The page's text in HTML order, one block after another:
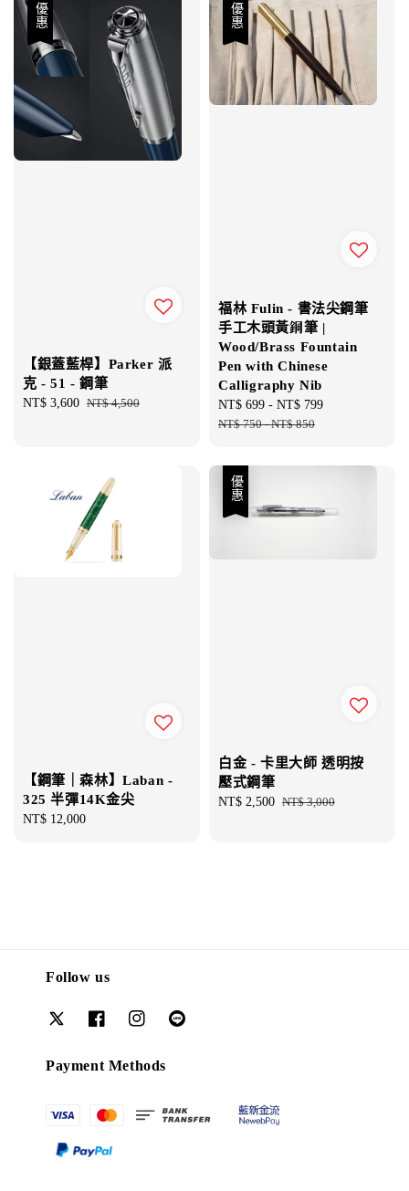
優惠
【銀蓋藍桿】Parker 派
克 - 51 - 鋼筆
Sale
NT$ 3,600 Regular
NT$ 4,500
優惠
福林 Fulin - 書法尖鋼筆
手工木頭黃銅筆 |
Wood/Brass Fountain
Pen with Chinese
Calligraphy Nib
Sale
price
NT$ 699 - NT$ 799
NT$ 750-NT$ 850
【鋼筆｜森林】Laban -
325 半彈14K金尖
Regular
NT$ 12,000
優惠
白金 - 卡里大師 透明按
壓式鋼筆
Sale
NT$ 2,500 Regular
NT$ 3,000
Follow us
Payment Methods